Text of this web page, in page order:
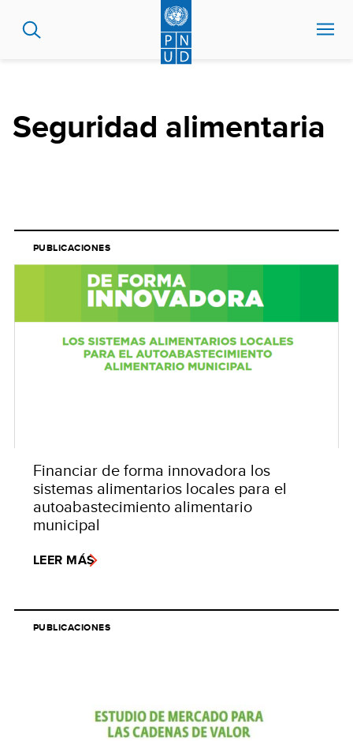
contenido
Seguridad alimentaria
PUBLICACIONES
Financiar de forma innovadora los
sistemas alimentarios locales para el
autoabastecimiento alimentario
municipal
LEER MÁS
PUBLICACIONES